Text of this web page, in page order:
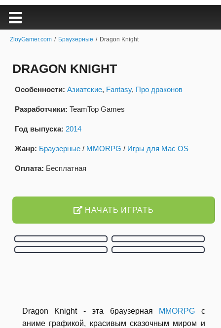
ZloyGamer.com / Браузерные / Dragon Knight
DRAGON KNIGHT
Особенности: Азиатские, Fantasy, Про драконов
Разработчики: TeamTop Games
Год выпуска: 2014
Жанр: Браузерные / MMORPG / Игры для Mac OS
Оплата: Бесплатная
НАЧАТЬ ИГРАТЬ
Dragon Knight - эта браузерная MMORPG с
аниме графикой, красивым сказочным миром и